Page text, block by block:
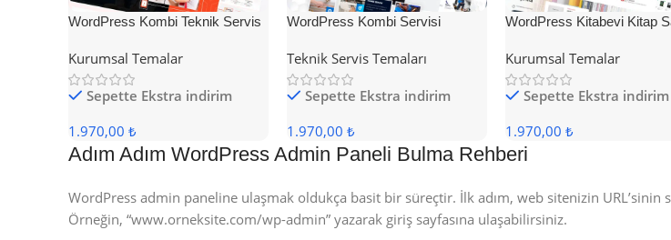
WordPress Kombi Teknik Servis
Kurumsal Temalar
Sepette Ekstra indirim
1.970,00 ₺
WordPress Kombi Servisi
Teknik Servis Temaları
Sepette Ekstra indirim
1.970,00 ₺
WordPress Kitabevi Kitap
Kurumsal Temalar
Sepette Ekstra indirim
1.970,00 ₺
Adım Adım WordPress Admin Paneli Bulma Rehberi
WordPress admin paneline ulaşmak oldukça basit bir süreçtir. İlk adım, web sitenizin URL’sinin
Örneğin, “www.orneksite.com/wp-admin” yazarak giriş sayfasına ulaşabilirsiniz.